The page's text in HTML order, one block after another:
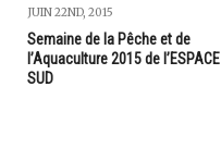
JUIN 22ND, 2015
Semaine de la Pêche et de
l’Aquaculture 2015 de l’ESPACE
SUD